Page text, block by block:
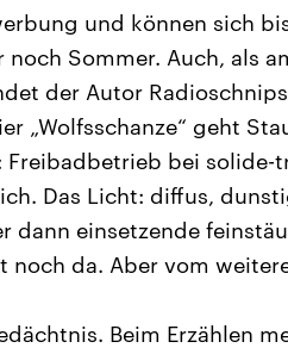
und können sich
noch Sommer. Auch, als
der Autor
„Wolfsschanze“ geht
bei solide-
Das Licht: diffus,
dann einsetzende
noch da. Aber vom
Beim Erzählen